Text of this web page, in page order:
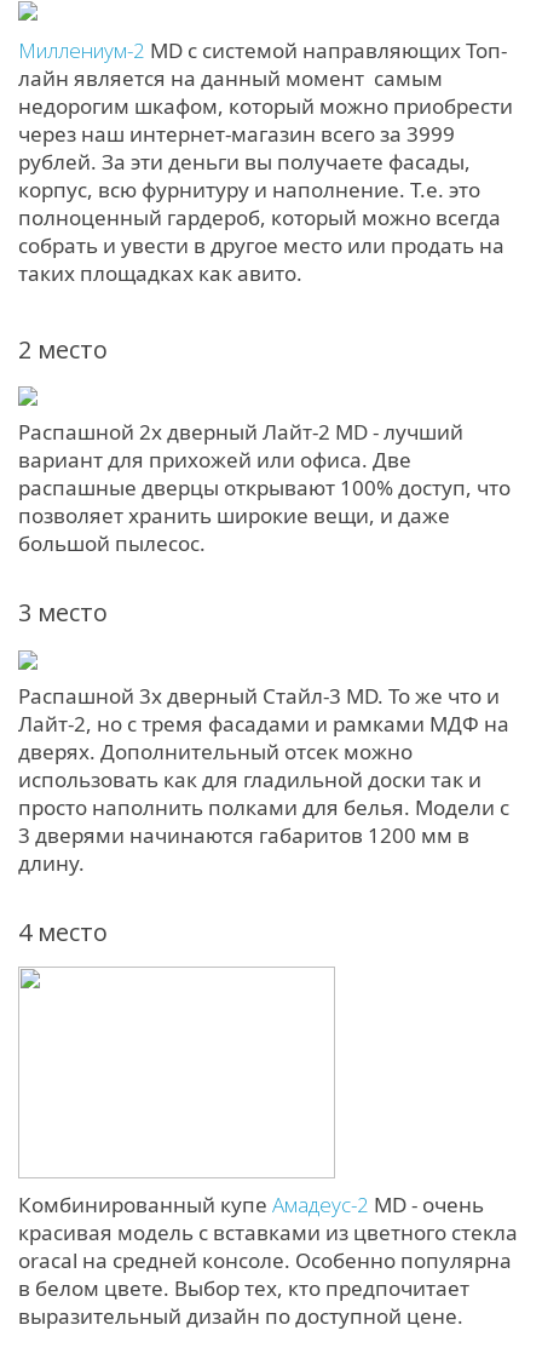
Миллениум-2 MD с системой направляющих Топ-
лайн является на данный момент самым
недорогим шкафом, который можно приобрести
через наш интернет-магазин всего за 3999
рублей. За эти деньги вы получаете фасады,
корпус, всю фурнитуру и наполнение. Т.е. это
полноценный гардероб, который можно всегда
собрать и увести в другое место или продать на
таких площадках как авито.
2 место
Распашной 2х дверный Лайт-2 MD - лучший
вариант для прихожей или офиса. Две
распашные дверцы открывают 100% доступ, что
позволяет хранить широкие вещи, и даже
большой пылесос.
3 место
Распашной 3х дверный Стайл-3 MD. То же что и
Лайт-2, но с тремя фасадами и рамками МДФ на
дверях. Дополнительный отсек можно
использовать как для гладильной доски так и
просто наполнить полками для белья. Модели с
3 дверями начинаются габаритов 1200 мм в
длину.
4 место
Комбинированный купе Амадеус-2 MD - очень
красивая модель с вставками из цветного стекла
oracal на средней консоле. Особенно популярна
в белом цвете. Выбор тех, кто предпочитает
выразительный дизайн по доступной цене.